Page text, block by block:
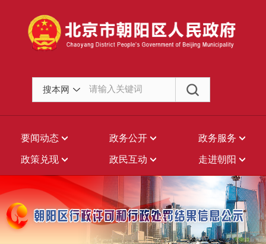
搜本网
要闻动态 政务公开 政务服务
政策兑现 政民互动 走进朝阳